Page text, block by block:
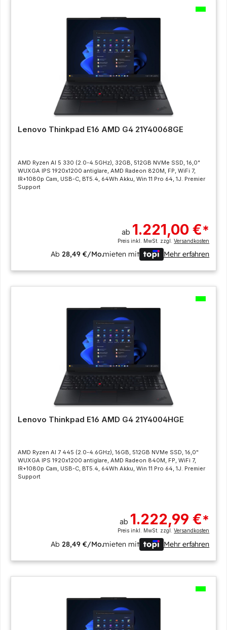
Lenovo Thinkpad E16 AMD G4 21Y40068GE
AMD Ryzen AI 5 330 (2.0-4.5GHz), 32GB, 512GB NVMe SSD, 16,0"
WUXGA IPS 1920x1200 antiglare, AMD Radeon 820M, FP, WiFi 7,
IR+1080p Cam, USB-C, BT5.4, 64Wh Akku, Win 11 Pro 64, 1J. Premier
Support
ab 1.221,00 €*
Preis inkl. MwSt. zzgl.Versandkosten
Ab28,49 €/Mo.mieten mit Mehr erfahren
Lenovo Thinkpad E16 AMD G4 21Y4004HGE
AMD Ryzen AI 7 445 (2.0-4.6GHz), 16GB, 512GB NVMe SSD, 16,0"
WUXGA IPS 1920x1200 antiglare, AMD Radeon 840M, FP, WiFi 7,
IR+1080p Cam, USB-C, BT5.4, 64Wh Akku, Win 11 Pro 64, 1J. Premier
Support
ab 1.222,99 €*
Preis inkl. MwSt. zzgl.Versandkosten
Ab28,49 €/Mo.mieten mit Mehr erfahren